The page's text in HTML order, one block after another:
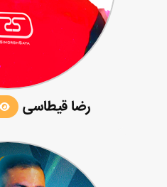
رضا قیطاسی